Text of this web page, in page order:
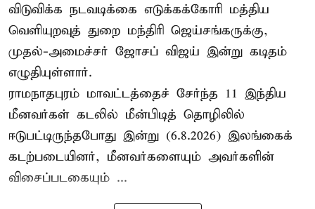
விடுவிக்க நடவடிக்கை எடுக்கக்கோரி மத்திய
வெளியுறவுத் துறை மந்திரி ஜெய்சங்கருக்கு,
முதல்-அமைச்சர் ஜோசப் விஜய் இன்று கடிதம்
எழுதியுள்ளார்.
ராமநாதபுரம் மாவட்டத்தைச் சேர்ந்த 11 இந்திய
மீனவர்கள் கடலில் மீன்பிடித் தொழிலில்
ஈடுபட்டிருந்தபோது இன்று (6.8.2026) இலங்கைக்
கடற்படையினர், மீனவர்களையும் அவர்களின்
விசைப்படகையும் ...